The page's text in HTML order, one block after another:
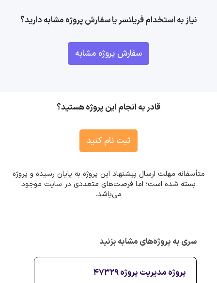
نیاز به استخدام فریلنسر یا سفارش پروژه مشابه دارید؟
سفارش پروژه مشابه
قادر به انجام این پروژه هستید؟
ثبت نام کنید
متأسفانه مهلت ارسال پیشنهاد این پروژه به پایان رسیده و پروژه
بسته شده است؛ اما فرصت‌های متعددی در سایت موجود
می‌باشد.
سری به پروژه‌های مشابه بزنید
پروژه مدیریت پروژه 47329